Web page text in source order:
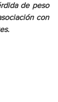
de peso
con